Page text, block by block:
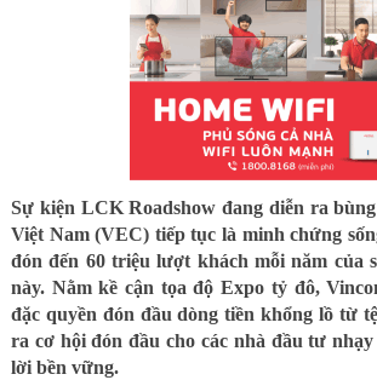
Sự kiện LCK Roadshow đang diễn ra
Việt Nam (VEC) tiếp tục là minh chứng
đón đến 60 triệu lượt khách mỗi năm của
này. Nằm kề cận tọa độ Expo tỷ đô,
đặc quyền đón đầu dòng tiền khổng lồ từ
ra cơ hội đón đầu cho các nhà đầu tư
lời bền vững.